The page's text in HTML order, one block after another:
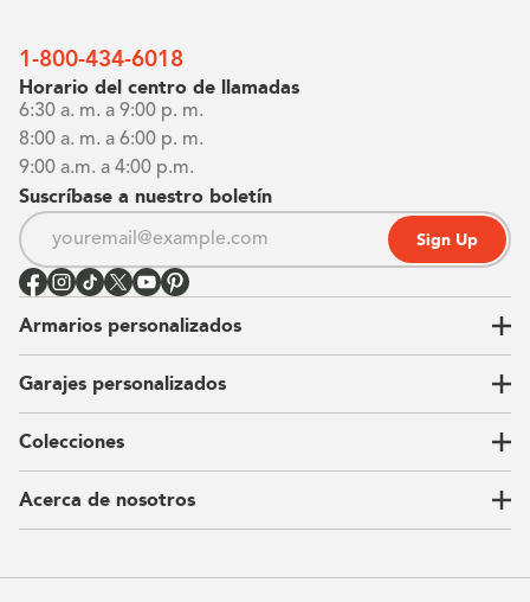
1-800-434-6018
Horario del centro de llamadas
6:30 a. m. a 9:00 p. m.
8:00 a. m. a 6:00 p. m.
9:00 a.m. a 4:00 p.m.
Suscríbase a nuestro boletín
Sign Up
Armarios personalizados
Vestidores
Armarios de pared
Guardarropas
Armarios para niños
Garajes personalizados
Nuestra historia
Our Process
Carta del CEO
Sostenibilidad
Colecciones
Ubicaciones
Contacto
Acerca de nosotros